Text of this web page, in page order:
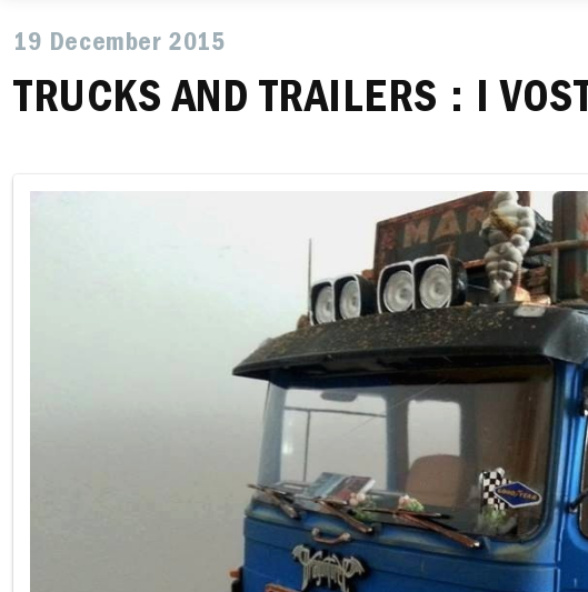
19 December 2015
TRUCKS AND TRAILERS : I